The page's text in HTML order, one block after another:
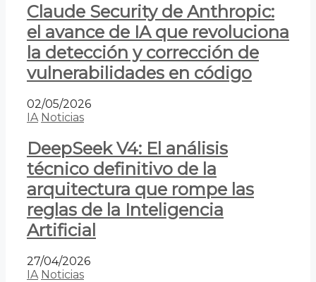
Claude Security de Anthropic:
el avance de IA que revoluciona
la detección y corrección de
vulnerabilidades en código
02/05/2026
IA Noticias
DeepSeek V4: El análisis
técnico definitivo de la
arquitectura que rompe las
reglas de la Inteligencia
Artificial
27/04/2026
IA Noticias